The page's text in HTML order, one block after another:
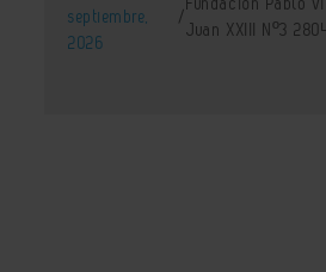
septiembre,
2026
/
Juan XXIII Nº3